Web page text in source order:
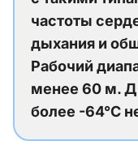
частоты
дыхания и
Рабочий
менее 60 м.
более -64°C